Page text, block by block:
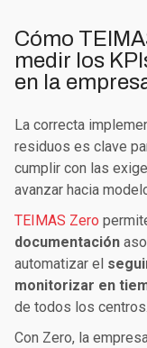
Cómo
medir los
en la
La correcta
residuos es clave
cumplir con las
avanzar hacia
TEIMAS Zero
documentación
automatizar el
monitorizar en
de todos los centros.
Con Zero, la